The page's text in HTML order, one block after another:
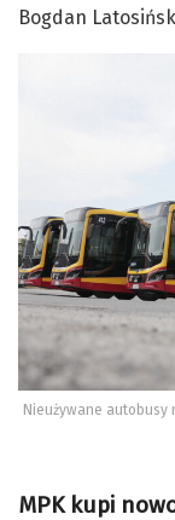
Bogdan
Nieużywane autobusy
MPK kupi